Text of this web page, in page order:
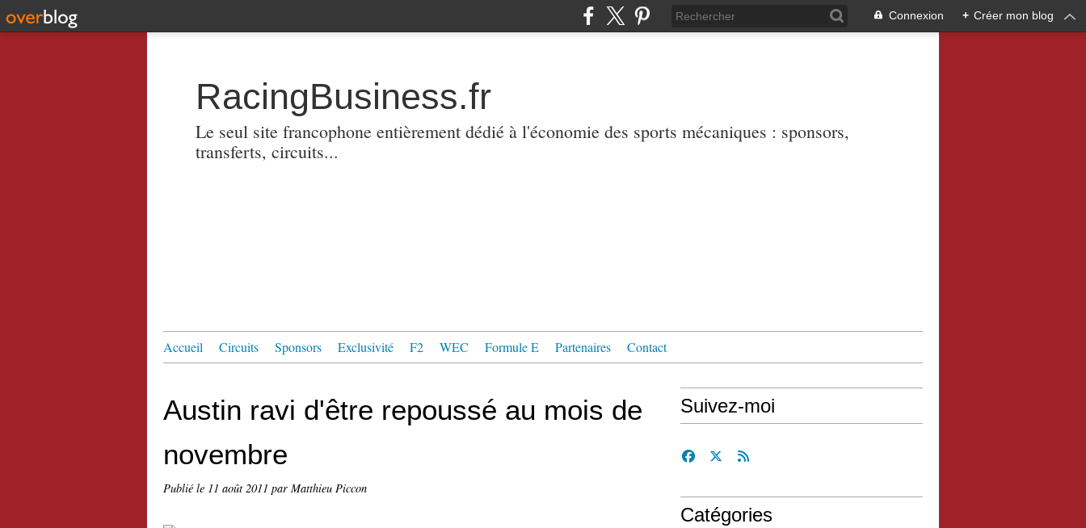
Connexion + Créer mon blog
RacingBusiness.fr
Le seul site francophone entièrement dédié à l'économie des sports mécaniques : sponsors,
transferts, circuits...
Accueil Circuits Sponsors Exclusivité F2 WEC Formule E Partenaires Contact
Austin ravi d'être repoussé au mois de
novembre
Publié le 11 août 2011 par Matthieu Piccon
Suivez-moi
Catégories